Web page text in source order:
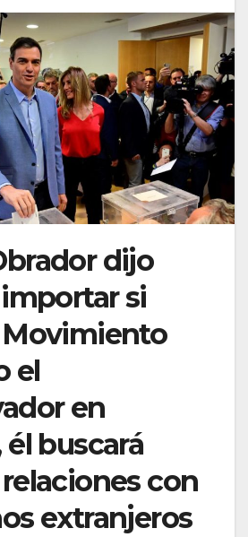
dijo
si
el
en
él buscará
con
extranjeros